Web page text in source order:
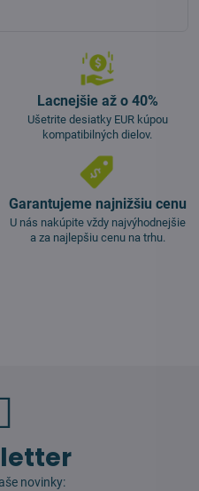
Lacnejšie až o 40%
Ušetrite desiatky EUR kúpou
kompatibilných dielov.
Garantujeme najnižšiu cenu
U nás nakúpite vždy najvýhodnejšie
a za najlepšiu cenu na trhu.
novinky: